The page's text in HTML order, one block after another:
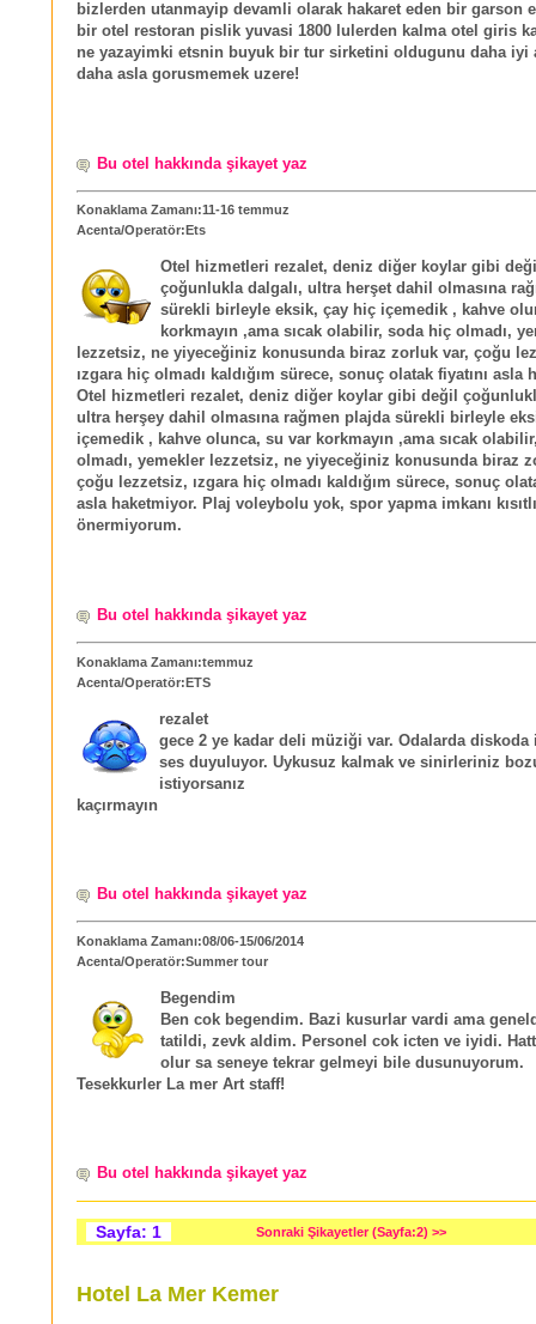
bizlerden utanmayip devamli olarak hakaret eden bir garson
bir otel restoran pislik yuvasi 1800 lulerden kalma otel giris
ne yazayimki etsnin buyuk bir tur sirketini oldugunu daha iyi
daha asla gorusmemek uzere!
Bu otel hakkında şikayet yaz
Konaklama Zamanı:11-16 temmuz
Acenta/Operatör:Ets
Otel hizmetleri rezalet, deniz diğer koylar gibi
çoğunlukla dalgalı, ultra herşet dahil olmasına
sürekli birleyle eksik, çay hiç içemedik , kahve
korkmayın ,ama sıcak olabilir, soda hiç olmadı,
lezzetsiz, ne yiyeceğiniz konusunda biraz zorluk var, çoğu
ızgara hiç olmadı kaldığım sürece, sonuç olatak fiyatını asla
Otel hizmetleri rezalet, deniz diğer koylar gibi değil
ultra herşey dahil olmasına rağmen plajda sürekli birleyle
içemedik , kahve olunca, su var korkmayın ,ama sıcak
olmadı, yemekler lezzetsiz, ne yiyeceğiniz konusunda biraz
çoğu lezzetsiz, ızgara hiç olmadı kaldığım sürece, sonuç
asla haketmiyor. Plaj voleybolu yok, spor yapma imkanı
önermiyorum.
Bu otel hakkında şikayet yaz
Konaklama Zamanı:temmuz
Acenta/Operatör:ETS
rezalet
gece 2 ye kadar deli müziği var. Odalarda
ses duyuluyor. Uykusuz kalmak ve sinirleriniz
istiyorsanız
kaçırmayın
Bu otel hakkında şikayet yaz
Konaklama Zamanı:08/06-15/06/2014
Acenta/Operatör:Summer tour
Begendim
Ben cok begendim. Bazi kusurlar vardi ama
tatildi, zevk aldim. Personel cok icten ve iyidi.
olur sa seneye tekrar gelmeyi bile dusunuyorum.
Tesekkurler La mer Art staff!
Bu otel hakkında şikayet yaz
Sayfa: 1 Sonraki Şikayetler (Sayfa:2) >>
Hotel La Mer Kemer